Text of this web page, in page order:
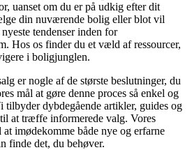
uanset om du er på udkig efter dit
din nuværende bolig eller blot vil
tendenser inden for
Hos os finder du et væld af ressourcer,
i boligjunglen.
er nogle af de største beslutninger, du
mål at gøre denne proces så enkel og
dybdegående artikler, guides og
at træffe informerede valg. Vores
imødekomme både nye og erfarne
finde det, du behøver.